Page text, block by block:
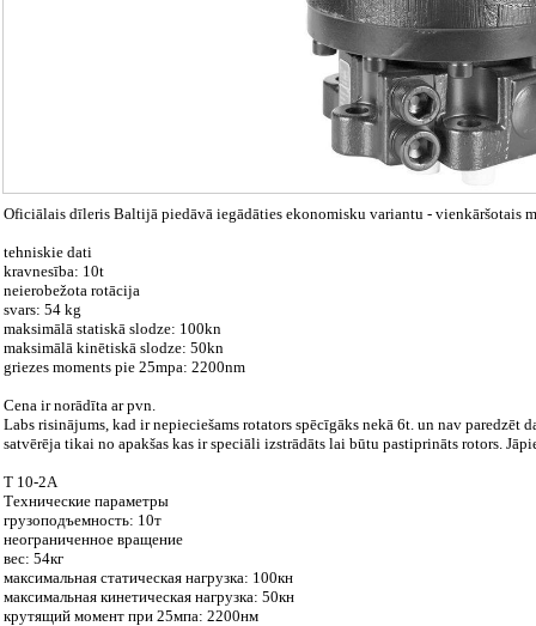
Oficiālais dīleris Baltijā piedāvā iegādāties ekonomisku variantu - vienkāršotais
tehniskie dati
kravnesība: 10t
neierobežota rotācija
svars: 54 kg
maksimālā statiskā slodze: 100kn
maksimālā kinētiskā slodze: 50kn
griezes moments pie 25mpa: 2200nm
Cena ir norādīta ar pvn.
Labs risinājums, kad ir nepieciešams rotators spēcīgāks nekā 6t. un nav paredzēt
satvērēja tikai no apakšas kas ir speciāli izstrādāts lai būtu pastiprināts rotors.
T 10-2A
Технические параметры
грузоподъемность: 10т
неограниченное вращение
вес: 54кг
максимальная статическая нагрузка: 100кн
максимальная кинетическая нагрузка: 50кн
крутящий момент при 25мпа: 2200нм